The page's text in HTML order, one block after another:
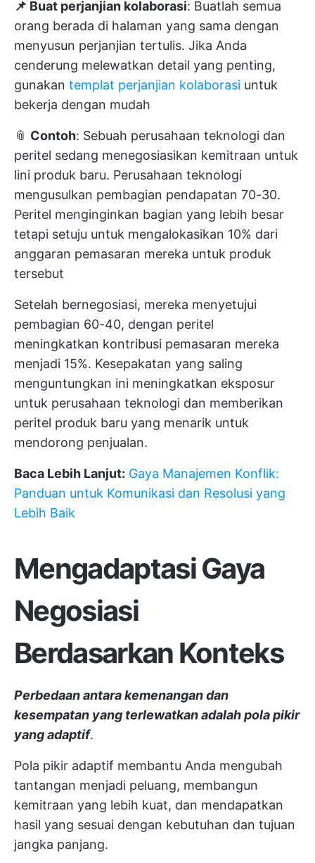
📌 Buat perjanjian kolaborasi: Buatlah semua
orang berada di halaman yang sama dengan
menyusun perjanjian tertulis. Jika Anda
cenderung melewatkan detail yang penting,
gunakan templat perjanjian kolaborasi untuk
bekerja dengan mudah
📎 Contoh: Sebuah perusahaan teknologi dan
peritel sedang menegosiasikan kemitraan untuk
lini produk baru. Perusahaan teknologi
mengusulkan pembagian pendapatan 70-30.
Peritel menginginkan bagian yang lebih besar
tetapi setuju untuk mengalokasikan 10% dari
anggaran pemasaran mereka untuk produk
tersebut
Setelah bernegosiasi, mereka menyetujui
pembagian 60-40, dengan peritel
meningkatkan kontribusi pemasaran mereka
menjadi 15%. Kesepakatan yang saling
menguntungkan ini meningkatkan eksposur
untuk perusahaan teknologi dan memberikan
peritel produk baru yang menarik untuk
mendorong penjualan.
Baca Lebih Lanjut: Gaya Manajemen Konflik:
Panduan untuk Komunikasi dan Resolusi yang
Lebih Baik
Mengadaptasi Gaya
Negosiasi
Berdasarkan Konteks
Perbedaan antara kemenangan dan
kesempatan yang terlewatkan adalah pola pikir
yang adaptif.
Pola pikir adaptif membantu Anda mengubah
tantangan menjadi peluang, membangun
kemitraan yang lebih kuat, dan mendapatkan
hasil yang sesuai dengan kebutuhan dan tujuan
jangka panjang.